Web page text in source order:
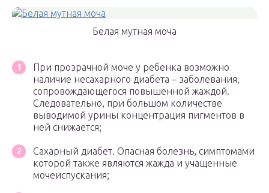
Белая мутная моча
При прозрачной моче у ребенка возможно
наличие несахарного диабета – заболевания,
сопровождающегося повышенной жаждой.
Следовательно, при большом количестве
выводимой урины концентрация пигментов в
ней снижается;
Сахарный диабет. Опасная болезнь, симптомами
которой также являются жажда и учащенные
мочеиспускания;